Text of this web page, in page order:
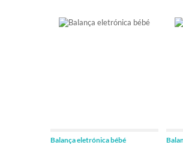
Balança eletrónica bébé